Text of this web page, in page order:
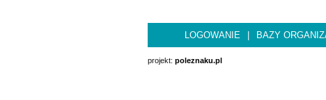
LOGOWANIE BAZY
projekt: poleznaku.pl